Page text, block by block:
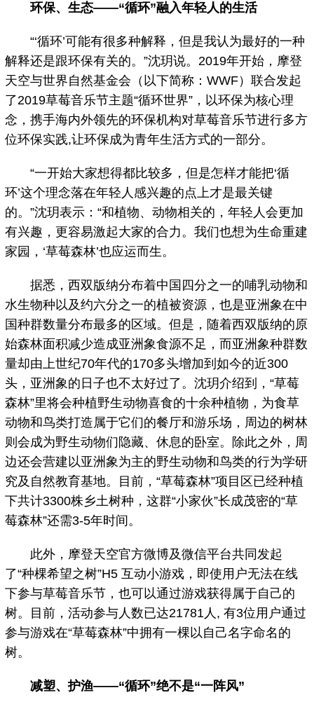
环保、生态——“循环”融入年轻人的生活
“‘循环’可能有很多种解释，但是我认为最好的一种
解释还是跟环保有关的。”沈玥说。2019年开始，摩登
天空与世界自然基金会（以下简称：WWF）联合发起
了2019草莓音乐节主题“循环世界”，以环保为核心理
念，携手海内外领先的环保机构对草莓音乐节进行多方
位环保实践,让环保成为青年生活方式的一部分。
“一开始大家想得都比较多，但是怎样才能把‘循
环’这个理念落在年轻人感兴趣的点上才是最关键
的。”沈玥表示：“和植物、动物相关的，年轻人会更加
有兴趣，更容易激起大家的合力。我们也想为生命重建
家园，‘草莓森林’也应运而生。
据悉，西双版纳分布着中国四分之一的哺乳动物和
水生物种以及约六分之一的植被资源，也是亚洲象在中
国种群数量分布最多的区域。但是，随着西双版纳的原
始森林面积减少造成亚洲象食源不足，而亚洲象种群数
量却由上世纪70年代的170多头增加到如今的近300
头，亚洲象的日子也不太好过了。沈玥介绍到，“草莓
森林”里将会种植野生动物喜食的十余种植物，为食草
动物和鸟类打造属于它们的餐厅和游乐场，周边的树林
则会成为野生动物们隐藏、休息的卧室。除此之外，周
边还会营建以亚洲象为主的野生动物和鸟类的行为学研
究及自然教育基地。目前，“草莓森林”项目区已经种植
下共计3300株乡土树种，这群“小家伙”长成茂密的“草
莓森林”还需3-5年时间。
此外，摩登天空官方微博及微信平台共同发起
了“种棵希望之树”H5 互动小游戏，即使用户无法在线
下参与草莓音乐节，也可以通过游戏获得属于自己的
树。目前，活动参与人数已达21781人, 有3位用户通过
参与游戏在“草莓森林”中拥有一棵以自己名字命名的
树。
减塑、护渔——“循环”绝不是“一阵风”